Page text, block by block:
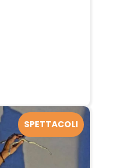
SPETTACOLI